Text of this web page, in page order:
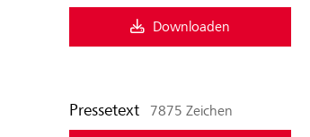
Downloaden
Pressetext 7875 Zeichen